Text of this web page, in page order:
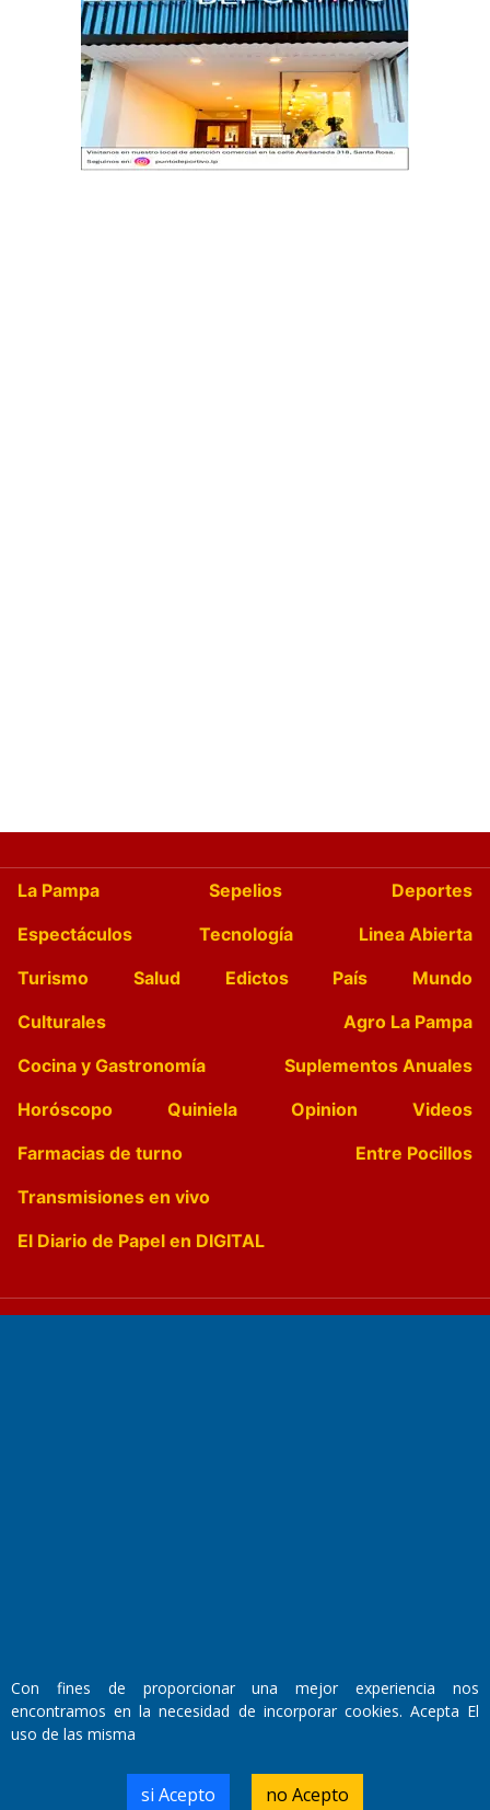
La Pampa Sepelios
Deportes
Espectáculos
Tecnología
Linea Abierta
Turismo
Salud Edictos País
Mundo
Culturales
Agro La Pampa
Cocina y Gastronomía
Suplementos Anuales
Horóscopo
Quiniela Opinion
Videos
Farmacias de turno
Entre Pocillos
Transmisiones en vivo
El Diario de Papel en DIGITAL
Santa Rosa, La Pampa.
Número de Registro DNDA:
Con fines de proporcionar una mejor experiencia nos
encontramos en la necesidad de incorporar cookies. Acepta El
uso de las misma
si Acepto no Acepto